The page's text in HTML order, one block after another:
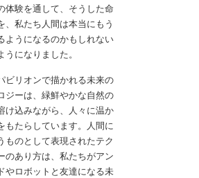
体験を通して、そうした命
、私たち人間は本当にもう
ようになるのかもしれない
うになりました。
ビリオンで描かれる未来の
ジーは、緑鮮やかな自然の
け込みながら、人々に温か
もたらしています。人間に
ものとして表現されたテク
のあり方は、私たちがアン
やロボットと友達になる未